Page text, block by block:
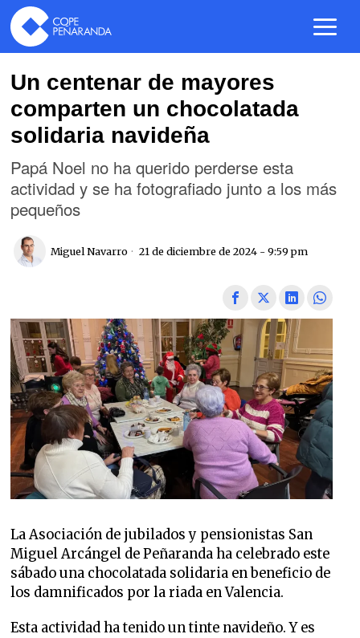
Un centenar de mayores
comparten un chocolatada
solidaria navideña
Papá Noel no ha querido perderse esta
actividad y se ha fotografiado junto a los más
pequeños
Miguel Navarro 21 de diciembre de 2024 - 9:59 pm
La Asociación de jubilados y pensionistas San
Miguel Arcángel de Peñaranda ha celebrado este
sábado una chocolatada solidaria en beneficio de
los damnificados por la riada en Valencia.
Esta actividad ha tenido un tinte navideño. Y es